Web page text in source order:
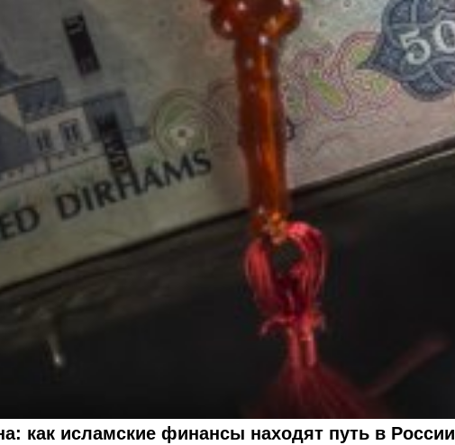
как исламские финансы находят путь в России